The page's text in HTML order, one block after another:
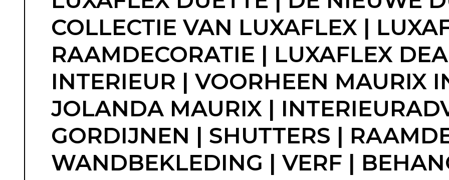
COLLECTIE VAN LUXAFLEX |
RAAMDECORATIE | LUXAFLEX
INTERIEUR | VOORHEEN MAURIX
JOLANDA MAURIX |
GORDIJNEN | SHUTTERS |
WANDBEKLEDING | VERF |